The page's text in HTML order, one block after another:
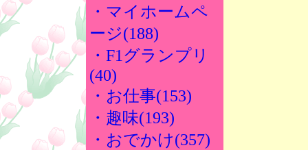
・マイホームペ
ージ(188)
・F1グランプリ
(40)
・お仕事(153)
・趣味(193)
・おでかけ(357)